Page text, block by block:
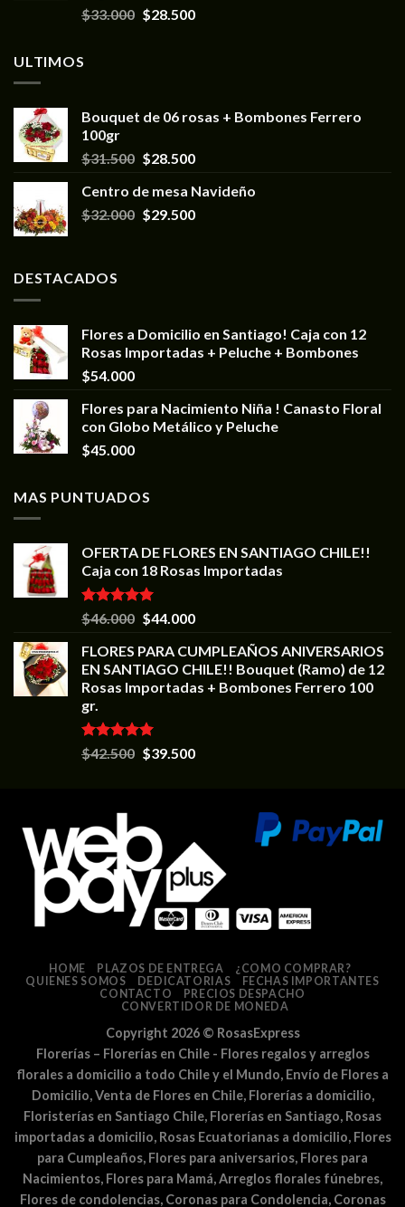
$33.000 $28.500
ULTIMOS
Bouquet de 06 rosas + Bombones Ferrero
100gr
$31.500 $28.500
Centro de mesa Navideño
$32.000 $29.500
DESTACADOS
Flores a Domicilio en Santiago! Caja con 12
Rosas Importadas + Peluche + Bombones
$54.000
Flores para Nacimiento Niña ! Canasto Floral
con Globo Metálico y Peluche
$45.000
MAS PUNTUADOS
OFERTA DE FLORES EN SANTIAGO CHILE!!
Caja con 18 Rosas Importadas
Valorado en
5.00
$46.000 $44.000
FLORES PARA CUMPLEAÑOS ANIVERSARIOS
EN SANTIAGO CHILE!! Bouquet (Ramo) de 12
Rosas Importadas + Bombones Ferrero 100
gr.
Valorado en
5.00
$42.500 $39.500
HOME PLAZOS DE ENTREGA
¿COMO COMPRAR?
QUIENES SOMOS
DEDICATORIAS
FECHAS IMPORTANTES
CONTACTO
PRECIOS DESPACHO
CONVERTIDOR DE MONEDA
Copyright 2026 © RosasExpress
Florerías – Florerías en Chile - Flores regalos y arreglos
florales a domicilio a todo Chile y el Mundo, Envío de Flores a
Domicilio, Venta de Flores en Chile, Florerías a domicilio,
Floristerías en Santiago Chile, Florerías en Santiago, Rosas
importadas a domicilio, Rosas Ecuatorianas a domicilio, Flores
para Cumpleaños, Flores para aniversarios, Flores para
Nacimientos, Flores para Mamá, Arreglos florales fúnebres,
Flores de condolencias, Coronas para Condolencia, Coronas